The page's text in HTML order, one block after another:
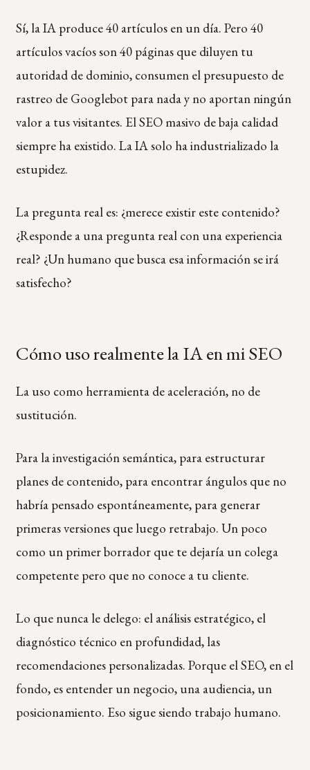
Sí, la IA produce 40 artículos en un día. Pero 40
artículos vacíos son 40 páginas que diluyen tu
autoridad de dominio, consumen el presupuesto de
rastreo de Googlebot para nada y no aportan ningún
valor a tus visitantes. El SEO masivo de baja calidad
siempre ha existido. La IA solo ha industrializado la
estupidez.
La pregunta real es: ¿merece existir este contenido?
¿Responde a una pregunta real con una experiencia
real? ¿Un humano que busca esa información se irá
satisfecho?
Cómo uso realmente la IA en mi SEO
La uso como herramienta de aceleración, no de
sustitución.
Para la investigación semántica, para estructurar
planes de contenido, para encontrar ángulos que no
habría pensado espontáneamente, para generar
primeras versiones que luego retrabajo. Un poco
como un primer borrador que te dejaría un colega
competente pero que no conoce a tu cliente.
Lo que nunca le delego: el análisis estratégico, el
diagnóstico técnico en profundidad, las
recomendaciones personalizadas. Porque el SEO, en el
fondo, es entender un negocio, una audiencia, un
posicionamiento. Eso sigue siendo trabajo humano.